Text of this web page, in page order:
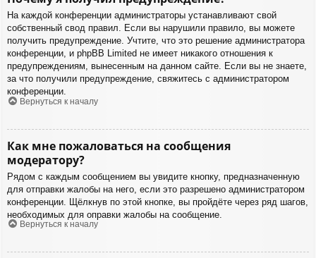
На каждой конференции администраторы устанавливают свой
собственный свод правил. Если вы нарушили правило, вы можете
получить предупреждение. Учтите, что это решение администратора
конференции, и phpBB Limited не имеет никакого отношения к
предупреждениям, вынесенным на данном сайте. Если вы не знаете,
за что получили предупреждение, свяжитесь с администратором
конференции.
Вернуться к началу
Как мне пожаловаться на сообщения
модератору?
Рядом с каждым сообщением вы увидите кнопку, предназначенную
для отправки жалобы на него, если это разрешено администратором
конференции. Щёлкнув по этой кнопке, вы пройдёте через ряд шагов,
необходимых для оправки жалобы на сообщение.
Вернуться к началу